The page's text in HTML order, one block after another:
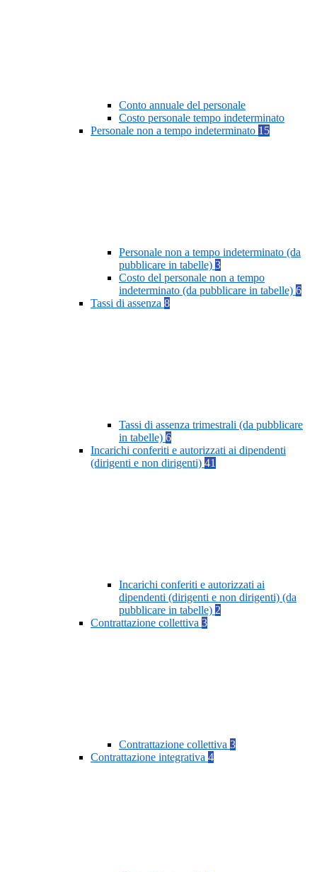
Conto annuale del personale
Costo personale tempo indeterminato
Personale non a tempo indeterminato 15
Personale non a tempo indeterminato (da
pubblicare in tabelle) 3
Costo del personale non a tempo
indeterminato (da pubblicare in tabelle) 6
Tassi di assenza 8
Tassi di assenza trimestrali (da pubblicare
in tabelle) 6
Incarichi conferiti e autorizzati ai dipendenti
(dirigenti e non dirigenti) 41
Incarichi conferiti e autorizzati ai
dipendenti (dirigenti e non dirigenti) (da
pubblicare in tabelle) 2
Contrattazione collettiva 3
Contrattazione collettiva 3
Contrattazione integrativa 4